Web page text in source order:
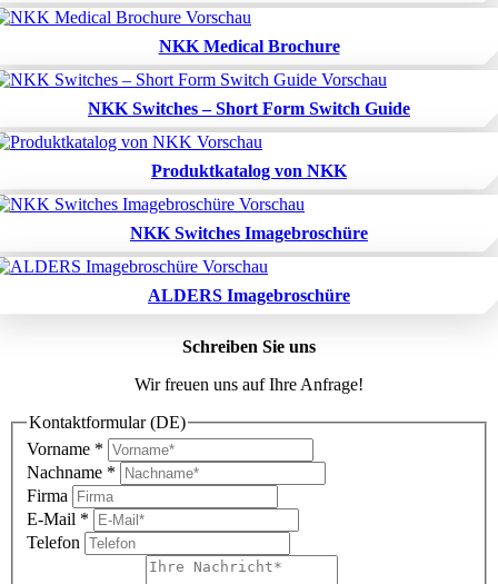
NKK Medical Brochure
NKK Switches – Short Form Switch Guide
Produktkatalog von NKK
NKK Switches Imagebroschüre
ALDERS Imagebroschüre
Schreiben Sie uns
Wir freuen uns auf Ihre Anfrage!
Kontaktformular (DE)
Vorname *
Nachname *
Firma
E-Mail *
Telefon